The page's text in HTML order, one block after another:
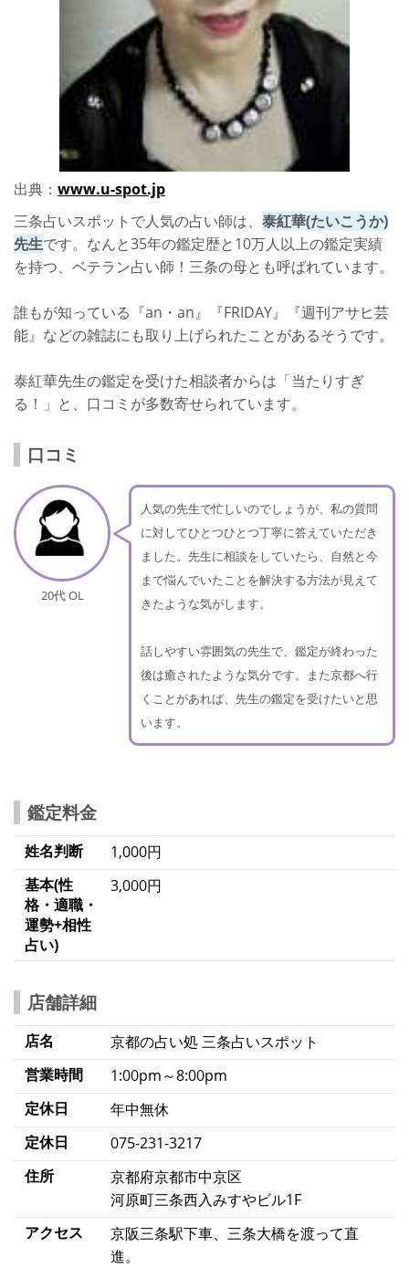
出典： www.u-spot.jp
三条占いスポットで人気の占い師は、 泰紅華(たいこうか)
先生です。なんと35年の鑑定歴と10万人以上の鑑定実績
を持つ、ベテラン占い師！三条の母とも呼ばれています。
誰もが知っている『an・an』『FRIDAY』『週刊アサヒ芸
能』などの雑誌にも取り上げられたことがあるそうです。
泰紅華先生の鑑定を受けた相談者からは「当たりすぎ
る！」と、口コミが多数寄せられています。
口コミ
20代 OL
人気の先生で忙しいのでしょうが、私の質問
に対してひとつひとつ丁寧に答えていただき
ました。先生に相談をしていたら、自然と今
まで悩んでいたことを解決する方法が見えて
きたような気がします。
話しやすい雰囲気の先生で、鑑定が終わった
後は癒されたような気分です。また京都へ行
くことがあれば、先生の鑑定を受けたいと思
います。
鑑定料金
姓名判断
1,000円
基本(性
格・適職・
運勢+相性
占い)
3,000円
店舗詳細
店名
京都の占い処 三条占いスポット
営業時間
1:00pm～8:00pm
定休日
年中無休
定休日
075-231-3217
住所
京都府京都市中京区
河原町三条西入みすやビル1F
アクセス
京阪三条駅下車、三条大橋を渡って直
進。